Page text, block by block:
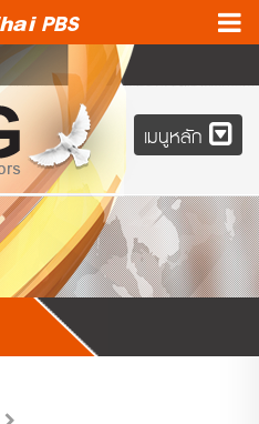
เมนูหลัก